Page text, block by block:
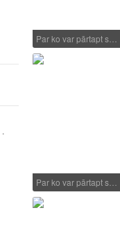
Par ko var pārtapt s…
Par ko var pārtapt s…